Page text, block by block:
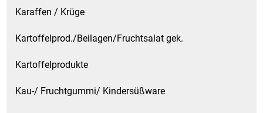
Karaffen / Krüge
Kartoffelprod./Beilagen/Fruchtsalat gek.
Kartoffelprodukte
Kau-/ Fruchtgummi/ Kindersüßware